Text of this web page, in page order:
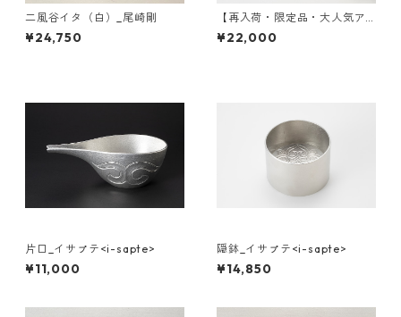
二風谷イタ（白）_尾崎剛
¥24,750
【再入荷・限定品・大人気ア
イテム】inuye (イヌイェ) 万
年筆
¥22,000
片口_イサㇷ゚テ<i-sapte>
¥11,000
隠鉢_イサㇷ゚テ<i-sapte>
¥14,850